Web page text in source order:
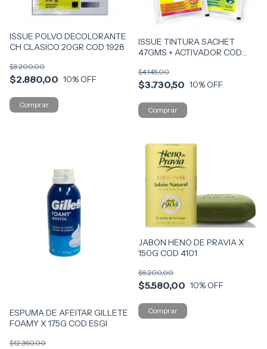
ISSUE POLVO DECOLORANTE
CH CLASICO 20GR COD 1928
$2.880,00
$3.200,00
10% OFF
ISSUE TINTURA SACHET
47GMS + ACTIVADOR COD
$3.730,50
$4.145,00
10% OFF
ESPUMA DE AFEITAR GILLETE
FOAMY X 175G COD ESGI
$12.360,00
JABON HENO DE PRAVIA X
150G COD 4101
$5.580,00
$6.200,00
10% OFF